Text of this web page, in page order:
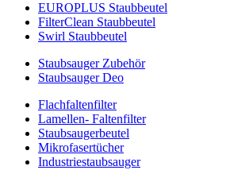
EUROPLUS Staubbeutel
FilterClean Staubbeutel
Swirl Staubbeutel
Staubsauger Zubehör
Staubsauger Deo
Flachfaltenfilter
Lamellen- Faltenfilter
Staubsaugerbeutel
Mikrofasertücher
Industriestaubsauger